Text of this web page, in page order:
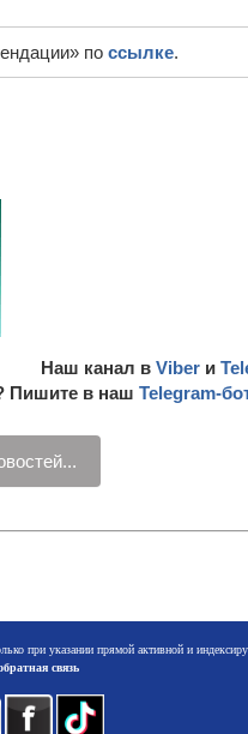
по ссылке.
Наш канал в Viber и
Пишите в наш Telegram-
при указании прямой активной и
связь